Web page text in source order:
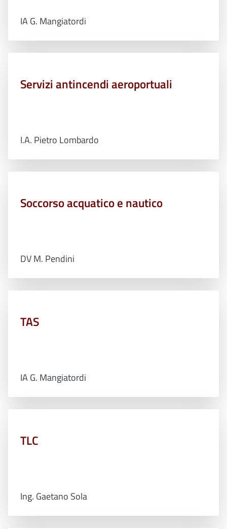
IA G. Mangiatordi
Servizi antincendi aeroportuali
I.A. Pietro Lombardo
Soccorso acquatico e nautico
DV M. Pendini
TAS
IA G. Mangiatordi
TLC
Ing. Gaetano Sola